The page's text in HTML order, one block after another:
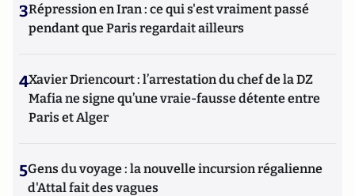
3Répression en Iran : ce qui s'est vraiment passé
pendant que Paris regardait ailleurs
4Xavier Driencourt : l’arrestation du chef de la DZ
Mafia ne signe qu’une vraie-fausse détente entre
Paris et Alger
5Gens du voyage : la nouvelle incursion régalienne
d'Attal fait des vagues